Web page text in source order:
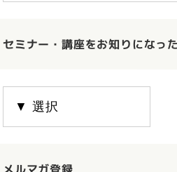
セミナー・講座をお知りになっ